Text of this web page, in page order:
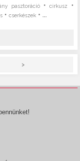
pasztoráció•cirkusz •
•cserkészek • ...
>